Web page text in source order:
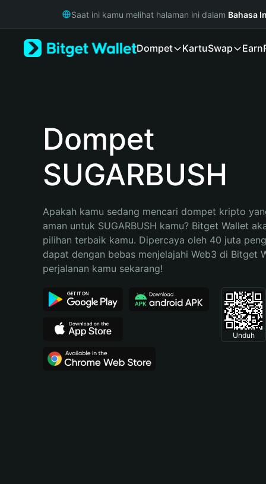
Русский
Português (Portugal)
Bahasa Indonesia
Português (Brasil)
Español (Argentina)
Saat ini kamu melihat halaman ini dalam Bahasa
Dompet KartuSwap Earn
Dompet
SUGARBUSH
Apakah kamu sedang mencari dompet kripto
aman untuk SUGARBUSH kamu? Bitget Wallet
pilihan terbaik kamu. Dipercaya oleh 40 juta
dapat dengan bebas menjelajahi Web3 di Bitget
perjalanan kamu sekarang!
Unduh